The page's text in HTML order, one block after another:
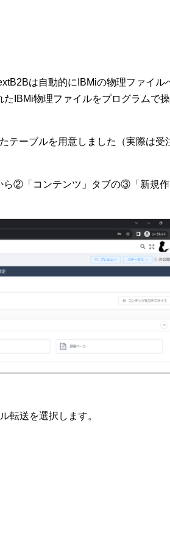
は自動的にIBMiの物理ファイル
IBMi物理ファイルをプログラムで
テーブルを用意しました（実際は受
ら②「コンテンツ」タブの③「新規作
転送を選択します。